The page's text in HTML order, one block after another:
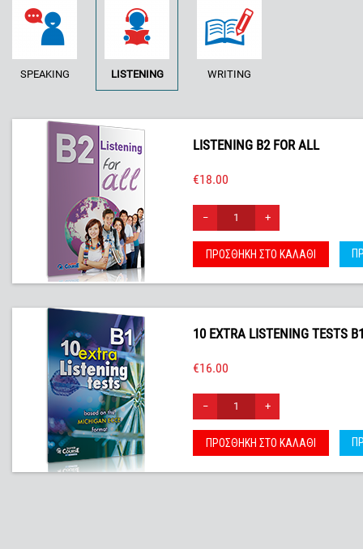
SPEAKING LISTENING WRITING
LISTENING B2 FOR ALL
€18.00
− +
ΠΡΟΣΘΉΚΗ ΣΤΟ ΚΑΛΆΘΙ
10 EXTRA LISTENING TESTS
€16.00
− +
ΠΡΟΣΘΉΚΗ ΣΤΟ ΚΑΛΆΘΙ